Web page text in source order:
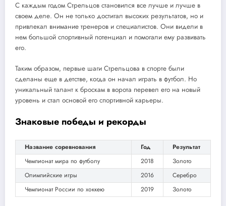
С каждым годом Стрельцов становился все лучше и лучше в
своем деле. Он не только достигал высоких результатов, но и
привлекал внимание тренеров и специалистов. Они видели в
нем большой спортивный потенциал и помогали ему развивать
его.
Таким образом, первые шаги Стрельцова в спорте были
сделаны еще в детстве, когда он начал играть в футбол. Но
уникальный талант к броскам в ворота перевел его на новый
уровень и стал основой его спортивной карьеры.
Знаковые победы и рекорды
Название соревнования Год
Результат
Чемпионат мира по футболу
2018
Золото
Олимпийские игры
2016
Серебро
Чемпионат России по хоккею
2019 Золото